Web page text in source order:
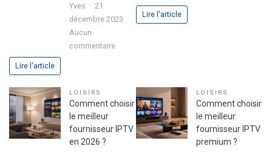
Yves
21
décembre 2023
Aucun
commentairesur
SE
disque
Lire l'article
Lire l'article
LOISIRS
Comment choisir
le meilleur
fournisseur IPTV
en 2026 ?
LOISIRS
Comment choisir
le meilleur
fournisseur IPTV
premium ?